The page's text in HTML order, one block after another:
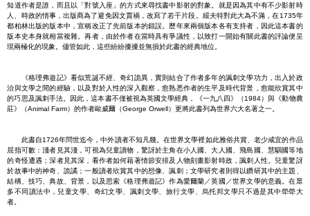
知道作者是誰，而且以「對號入座」的方式來尋找書中影射的對象。就是因為其中有不少影射時
人、時政的情事，出版商為了避免因文賈禍，改寫了若干片段。綏夫特對此大為不滿，在1735年
都柏林出版的版本中，宣稱改正了先前版本的錯誤。歷年來兩個版本各有支持者，因此這本書的
版本史本身就相當複雜。再者，由於作者在當時具有爭議性，以致打一開始有關此書的評論便呈
現兩極化的現象。儘管如此，這些紛紛擾擾並無損於此書的經典地位。
《格理弗遊記》看似荒誕不經、奇幻詭異，實則結合了作者多年的諷刺文學功力，出入於政
治與文學之間的經驗，以及對於人性的深入觀察，愈熟悉作者的生平及時代背景，愈能欣賞其中
的巧思及諷刺手法。因此，這本書不僅被視為英國文學經典，《一九八四》（1984）與《動物農
莊》（Animal Farm）的作者歐威爾（George Orwell）更將此書列為世界六大名著之一。
此書自1726年問世迄今，中外讀者不知凡幾。在世界文學裡如此雅俗共賞、老少咸宜的作品
屈指可數：淺者見其淺，可視為兒童讀物，驚訝於主角在小人國、大人國、飛島國、慧駰國等地
的奇怪遭遇；深者見其深，看作者如何藉著情節安排及人物刻畫影射時政，諷刺人性。兒童驚訝
於故事中的神奇、詭譎；一般讀者欣賞其中的想像、諷刺；文學研究者則得以鑽研其中的主題、
結構、技巧、典故、背景，以及思索《格理弗遊記》作為愛爾蘭／英國／世界文學的意義。在眾
多不同讀法中，兒童文學、奇幻文學、諷刺文學、旅行文學、烏托邦文學只不過是其中犖犖大
者。